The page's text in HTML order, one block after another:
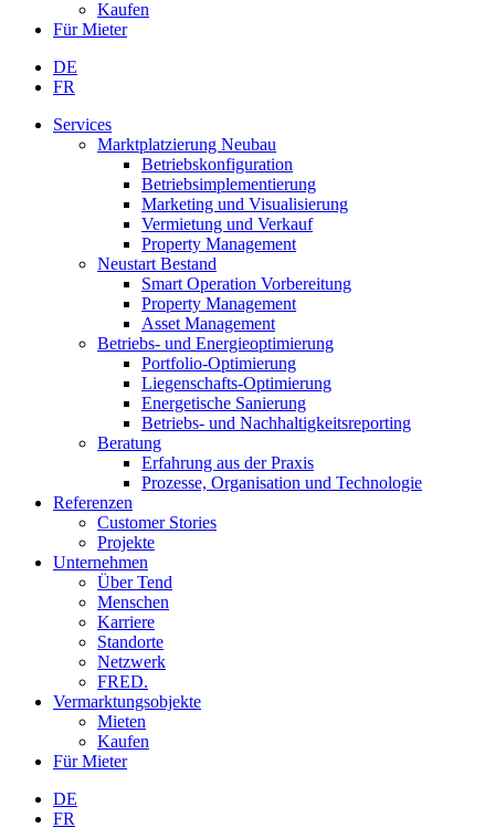
Kaufen
Für Mieter
DE
FR
Services
Marktplatzierung Neubau
Betriebskonfiguration
Betriebsimplementierung
Marketing und Visualisierung
Vermietung und Verkauf
Property Management
Neustart Bestand
Smart Operation Vorbereitung
Property Management
Asset Management
Betriebs- und Energieoptimierung
Portfolio-Optimierung
Liegenschafts-Optimierung
Energetische Sanierung
Betriebs- und Nachhaltigkeitsreporting
Beratung
Erfahrung aus der Praxis
Prozesse, Organisation und Technologie
Referenzen
Customer Stories
Projekte
Unternehmen
Über Tend
Menschen
Karriere
Standorte
Netzwerk
FRED.
Vermarktungsobjekte
Mieten
Kaufen
Für Mieter
DE
FR